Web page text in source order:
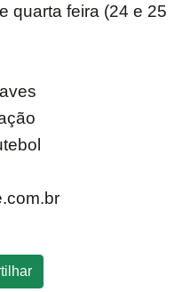
quarta feira (24 e 25